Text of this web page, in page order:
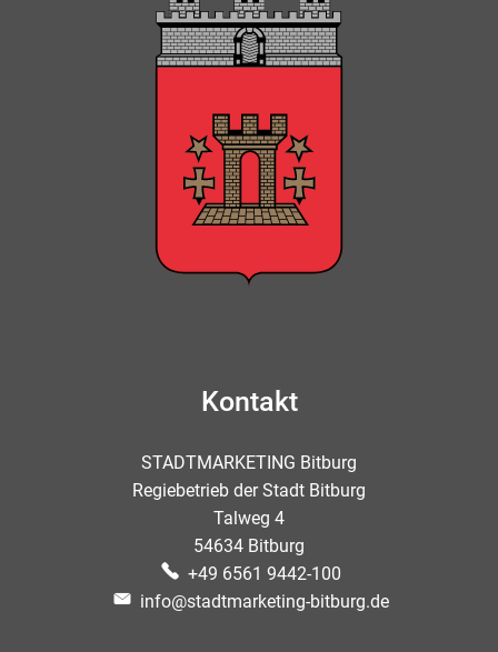
Kontakt
STADTMARKETING Bitburg
Regiebetrieb der Stadt Bitburg
Talweg 4
54634 Bitburg
+49 6561 9442-100
info@stadtmarketing-bitburg.de